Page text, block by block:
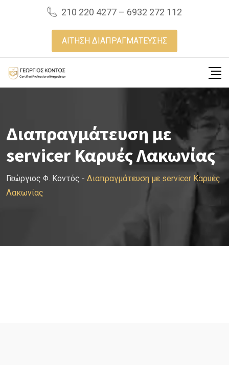
210 220 4277 – 6932 272 112
ΑΙΤΗΣΗ ΔΙΑΠΡΑΓΜΑΤΕΥΣΗΣ
Διαπραγμάτευση με
servicer Καρυές Λακωνίας
Γεώργιος Φ. Κοντός - Διαπραγμάτευση με servicer Καρυές
Λακωνίας